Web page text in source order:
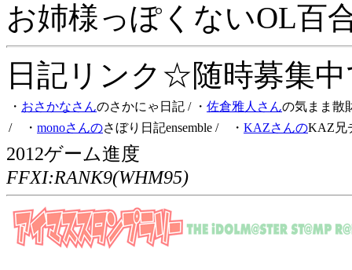
お姉様っぽくないOL百
日記リンク☆随時募集
・ おさかなさんのさかにゃ日記 / ・ 佐倉雅人さんの気まま散
/ ・ monoさんのさぼり日記ensemble / ・ KAZさんのKAZ兄
2012ゲーム進度
FFXI:RANK9(WHM95)